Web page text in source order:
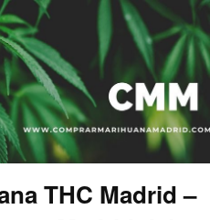
THC Madrid –